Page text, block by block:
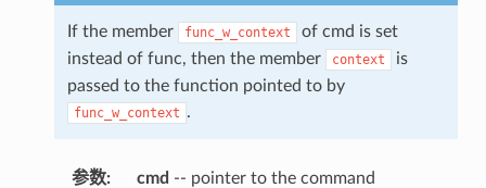
If the member func_w_context
of cmd is set
instead of func, then the member
context
is
passed to the function pointed to by
func_w_context .
参数: cmd -- pointer to the command